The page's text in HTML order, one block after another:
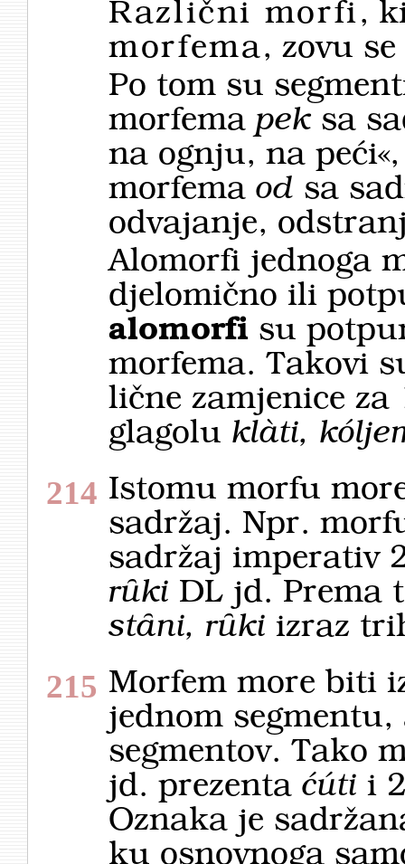
Različni morfi,
morfema, zovu
Po tom su
morfema peksa
na ognju, na
morfema od sa
odvajanje,
Alomorfi jednoga
djelomično ili
alomorfi su
morfema. Takovi
lične zamjenice
glagolu klàti,
214 Istomu morfu
sadržaj. Npr.
sadržaj imperativ
rȗki DL jd. Prema
stȃni, rȗki izraz
215 Morfem more biti
jednom
segmentov. Tako
jd. prezenta ćúti i
Oznaka je
ku osnovnoga